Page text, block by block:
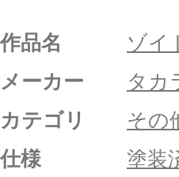
作品名
ゾイ
メーカー
タカ
カテゴリ
その
仕様
塗装